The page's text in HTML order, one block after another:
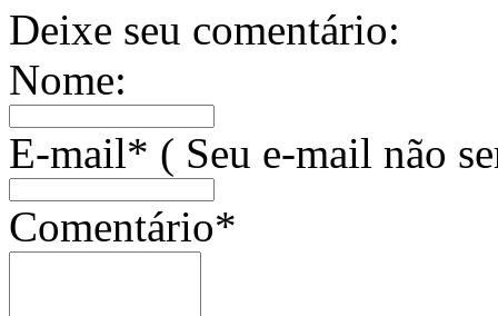
Deixe seu comentário:
Nome:
E-mail* ( Seu e-mail não
Comentário*